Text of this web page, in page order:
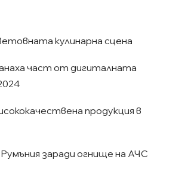
кулинарна сцена
част от дигиталната
продукция в
заради огнище на АЧС